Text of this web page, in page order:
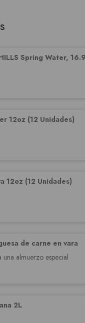
Spring Water,
12oz (12 Unidades)
12oz (12 Unidades)
de carne en vara
una almuerzo especial
2L